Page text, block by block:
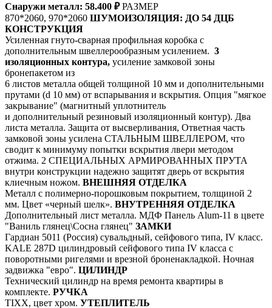
Снаружи металл: 58.400 ₽РАЗМЕР
870*2060, 970*2060 ШУМОИЗОЛЯЦИЯ: ДО 54 ДЦБ
КОНСТРУКЦИЯ
Усиленная гнуто-сварная профильная коробка с
дополнительным швеллерообразным усилением. 3
изоляционных контура, усиление замковой зоны
бронепакетом из
6 листов металла общей толщиной 10 мм и дополнительными
прутами (d 10 мм) от вспарывания и вскрытия. Опция "мягкое
закрывание" (магнитный уплотнитель
и дополнительный резиновый изоляционный контур). Два
листа металла. Защита от высверливания, Ответная часть
замковой зоны усилена СТАЛЬНЫМ ШВЕЛЛЕРОМ, что
сводит к минимуму попытки вскрытия лвери методом
отжима. 2 СПЕЦИАЛЬНЫХ АРМИРОВАННЫХ ПРУТА
внутри конструкции надежно защитят дверь от вскрытия
клиечным ножом. ВНЕШНЯЯ ОТДЕЛКА
Металл с полимерно-порошковым покрытием, толщиной 2
мм. Цвет «черный шелк». ВНУТРЕННЯЯ ОТДЕЛКА
Дополнительный лист металла. МДФ Панель Alum-11 в цвете
"Ваниль глянец\Сосна глянец" ЗАМКИ
Гардиан 5011 (Россия) сувальдный, сейфового типа, IV класс.
KALE 287D цилиндровый сейфового типа IV класса с
поворотными ригелями и врезной броненакладкой. Ночная
задвижка "евро". ЦИЛИНДР
Технический цилиндр на время ремонта квартиры в
комплекте. РУЧКА
TIXX, цвет хром. УТЕПЛИТЕЛЬ